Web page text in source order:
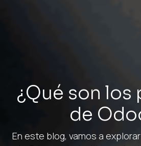
¿Qué son los
de
En este blog, vamos a